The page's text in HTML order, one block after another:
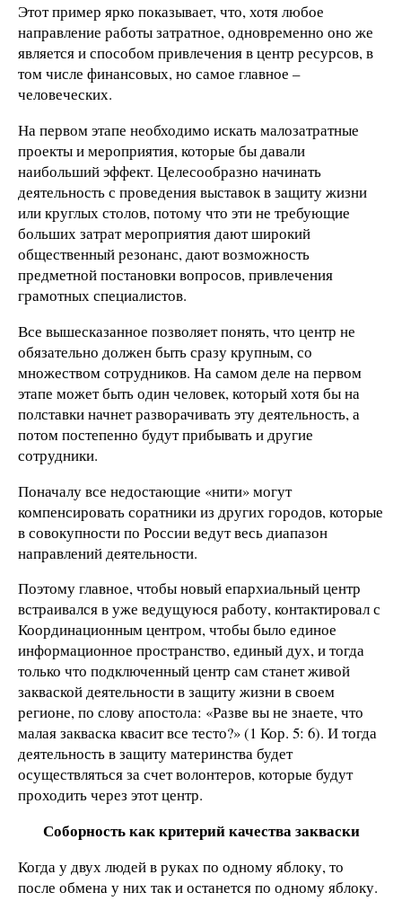
Этот пример ярко показывает, что, хотя любое
направление работы затратное, одновременно оно же
является и способом привлечения в центр ресурсов, в
том числе финансовых, но самое главное –
человеческих.
На первом этапе необходимо искать малозатратные
проекты и мероприятия, которые бы давали
наибольший эффект. Целесообразно начинать
деятельность с проведения выставок в защиту жизни
или круглых столов, потому что эти не требующие
больших затрат мероприятия дают широкий
общественный резонанс, дают возможность
предметной постановки вопросов, привлечения
грамотных специалистов.
Все вышесказанное позволяет понять, что центр не
обязательно должен быть сразу крупным, со
множеством сотрудников. На самом деле на первом
этапе может быть один человек, который хотя бы на
полставки начнет разворачивать эту деятельность, а
потом постепенно будут прибывать и другие
сотрудники.
Поначалу все недостающие «нити» могут
компенсировать соратники из других городов, которые
в совокупности по России ведут весь диапазон
направлений деятельности.
Поэтому главное, чтобы новый епархиальный центр
встраивался в уже ведущуюся работу, контактировал с
Координационным центром, чтобы было единое
информационное пространство, единый дух, и тогда
только что подключенный центр сам станет живой
закваской деятельности в защиту жизни в своем
регионе, по слову апостола: «Разве вы не знаете, что
малая закваска квасит все тесто?» (1 Кор. 5: 6). И тогда
деятельность в защиту материнства будет
осуществляться за счет волонтеров, которые будут
проходить через этот центр.
Соборность как критерий качества закваски
Когда у двух людей в руках по одному яблоку, то
после обмена у них так и останется по одному яблоку.